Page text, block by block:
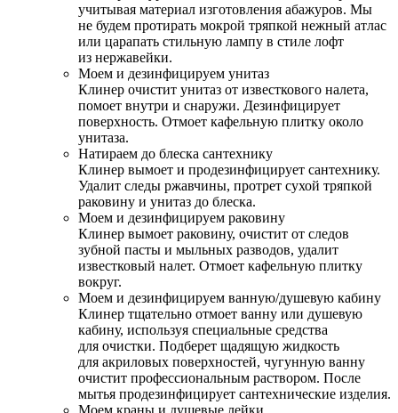
учитывая материал изготовления абажуров. Мы
не будем протирать мокрой тряпкой нежный атлас
или царапать стильную лампу в стиле лофт
из нержавейки.
Моем и дезинфицируем унитаз
Клинер очистит унитаз от известкового налета,
помоет внутри и снаружи. Дезинфицирует
поверхность. Отмоет кафельную плитку около
унитаза.
Натираем до блеска сантехнику
Клинер вымоет и продезинфицирует сантехнику.
Удалит следы ржавчины, протрет сухой тряпкой
раковину и унитаз до блеска.
Моем и дезинфицируем раковину
Клинер вымоет раковину, очистит от следов
зубной пасты и мыльных разводов, удалит
известковый налет. Отмоет кафельную плитку
вокруг.
Моем и дезинфицируем ванную/душевую кабину
Клинер тщательно отмоет ванну или душевую
кабину, используя специальные средства
для очистки. Подберет щадящую жидкость
для акриловых поверхностей, чугунную ванну
очистит профессиональным раствором. После
мытья продезинфицирует сантехнические изделия.
Моем краны и душевые лейки